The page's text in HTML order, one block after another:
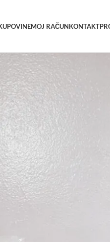
MOJ RAČUNKONTAKT